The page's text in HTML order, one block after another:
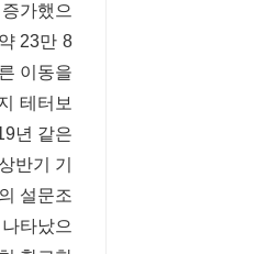
가했으
23만 8
이동을
테터보
년 같은
반기 기
설문조
타났으